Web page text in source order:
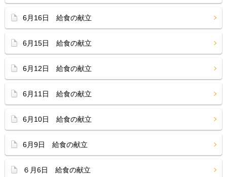
6月16日 給食の献立
6月15日 給食の献立
6月12日 給食の献立
6月11日 給食の献立
6月10日 給食の献立
6月9日 給食の献立
６月6日 給食の献立